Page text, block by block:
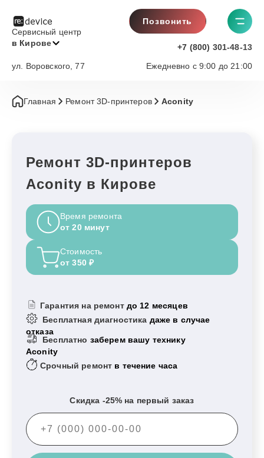
Сервисный центр
в Кирове
Позвонить
+7 (800) 301-48-13
Ежедневно с 9:00 до 21:00
ул. Воровского, 77
Главная Ремонт 3D-принтеров Aconity
Ремонт 3D-принтеров
Aconity в Кирове
Время ремонта
от 20 минут
Стоимость
от 350 ₽
Гарантия на ремонт до 12 месяцев
Бесплатная диагностика даже в случае
отказа
Бесплатно заберем вашу технику
Aconity
Срочный ремонт в течение часа
Скидка -25% на первый заказ